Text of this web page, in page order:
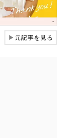
▶元記事を見る